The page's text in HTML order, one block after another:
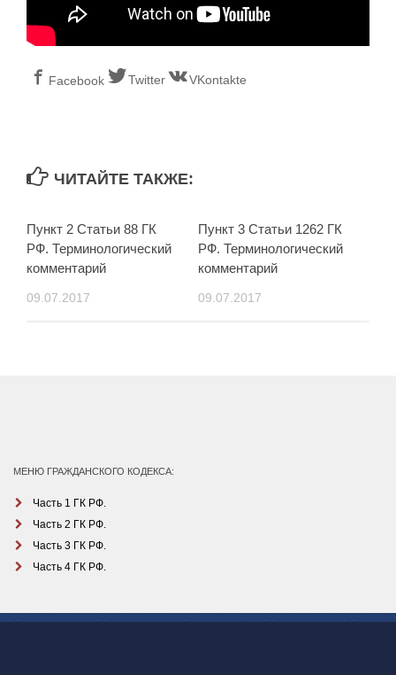
Facebook Twitter VKontakte
ЧИТАЙТЕ ТАКЖЕ:
Пункт 2 Статьи 88 ГК
РФ. Терминологический
комментарий
09.07.2017
Пункт 3 Статьи 1262 ГК
РФ. Терминологический
комментарий
09.07.2017
МЕНЮ ГРАЖДАНСКОГО КОДЕКСА:
Часть 1 ГК РФ.
Часть 2 ГК РФ.
Часть 3 ГК РФ.
Часть 4 ГК РФ.